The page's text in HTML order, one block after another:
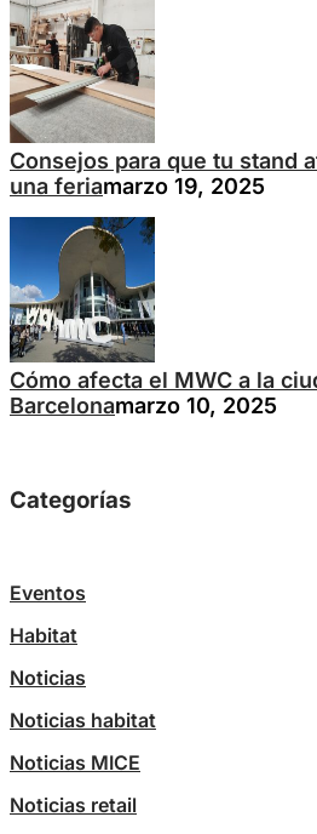
Consejos para que tu stand
una feriamarzo 19, 2025
Cómo afecta el MWC a la
Barcelonamarzo 10, 2025
Categorías
Eventos
Habitat
Noticias
Noticias habitat
Noticias MICE
Noticias retail